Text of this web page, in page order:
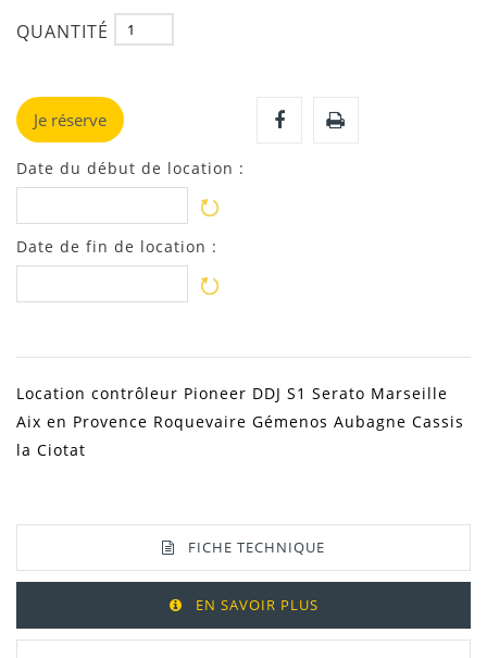
QUANTITÉ
Je réserve
Date du début de location :
Date de fin de location :
Location contrôleur Pioneer DDJ S1 Serato Marseille
Aix en Provence Roquevaire Gémenos Aubagne Cassis
la Ciotat
FICHE TECHNIQUE
EN SAVOIR PLUS